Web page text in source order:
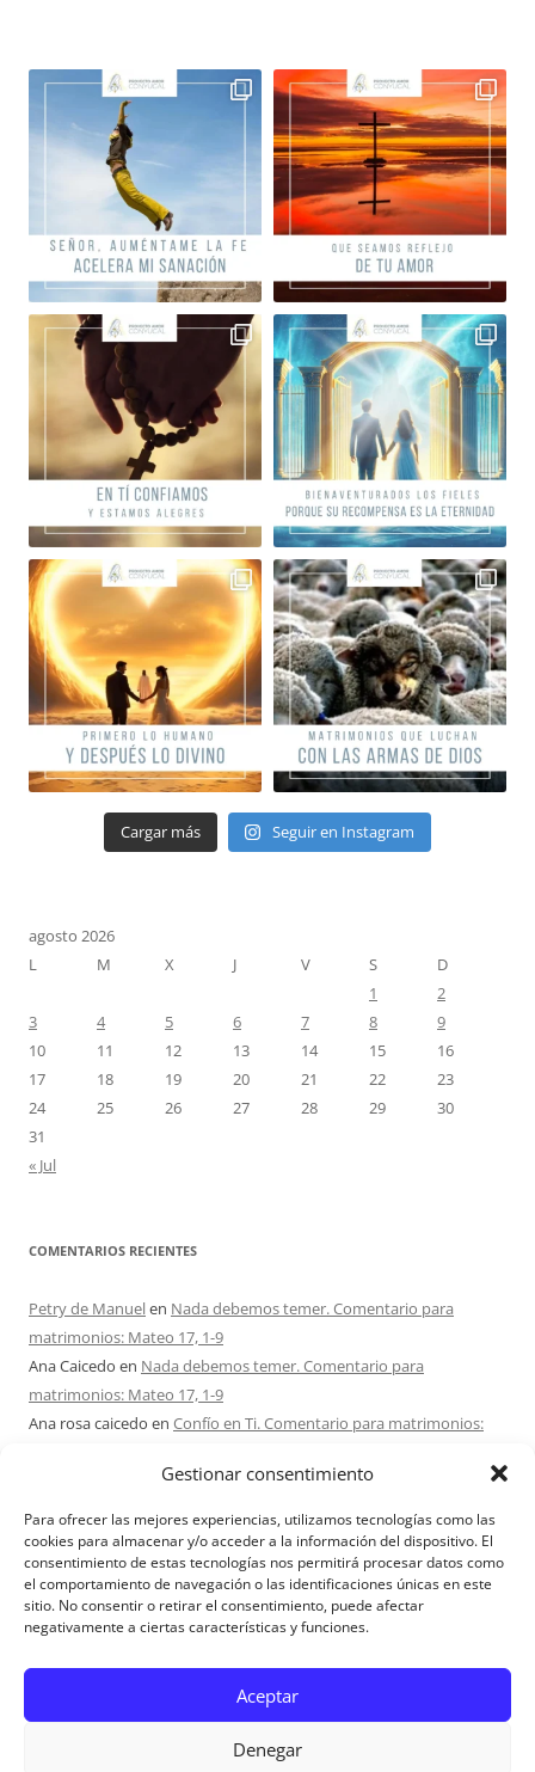
Gestionar consentimiento
Para ofrecer las mejores experiencias, utilizamos tecnologías como las
cookies para almacenar y/o acceder a la información del dispositivo. El
consentimiento de estas tecnologías nos permitirá procesar datos como
el comportamiento de navegación o las identificaciones únicas en este
sitio. No consentir o retirar el consentimiento, puede afectar
negativamente a ciertas características y funciones.
Aceptar
Denegar
Cargar más Seguir en Instagram
agosto 2026
L
M X J V S
D
1
2
3
4 5 6 7 8
9
10
11 12 13 14 15
16
17
18 19 20 21 22
23
24
25 26 27 28 29
30
31
« Jul
COMENTARIOS RECIENTES
Petry de Manuelen Nada debemos temer. Comentario para
matrimonios: Mateo 17, 1-9
Ana Caicedo en Nada debemos temer. Comentario para
matrimonios: Mateo 17, 1-9
Ana rosa caicedo en Confío en Ti. Comentario para matrimonios:
en¿Ser o hacer? Comentario para Matrimonios:
Mateo 15, 1-2. 10-14
Maria Asuncion Herrero Mendezen¿Ser o hacer? Comentario para
Matrimonios: Mateo 15, 1-2. 10-14